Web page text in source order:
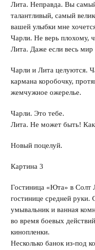
Лита. Неправда. Вы
талантливый, самый
вашей улыбки мне
Чарли. Не верь плохому,
Лита. Даже если весь мир
Чарли и Лита целуются.
кармана коробочку,
жемчужное ожерелье.
Чарли. Это тебе.
Лита. Не может быть!
Новый поцелуй.
Картина 3
Гостиница «Юта» в Солт
гостинице средней руки.
умывальник и ванная
во время боевых
кинопленки.
Несколько банок из-под